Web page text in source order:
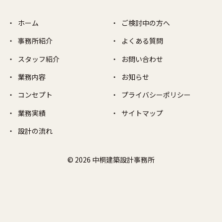
ホーム
事務所紹介
スタッフ紹介
業務内容
コンセプト
業務実績
設計の流れ
ご検討中の方へ
よくある質問
お問い合わせ
お知らせ
プライバシーポリシー
サイトマップ
© 2026 中桐建築設計事務所